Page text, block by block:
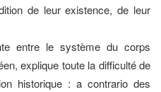
de leur existence, de leur
entre le système du corps
explique toute la difficulté de
historique : a contrario des